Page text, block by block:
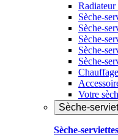
Radiateur
Sèche-
Sèche-
Sèche-
Sèche-
Sèche-
Votre
Sèche-
Sèche-